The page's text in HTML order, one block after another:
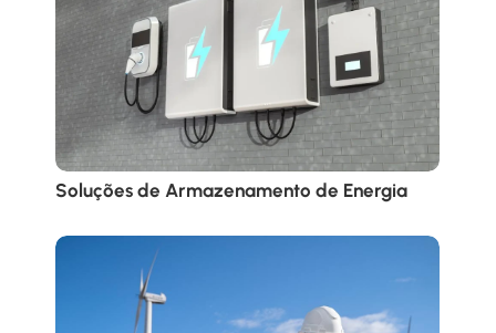
Soluções de Armazenamento de Energia